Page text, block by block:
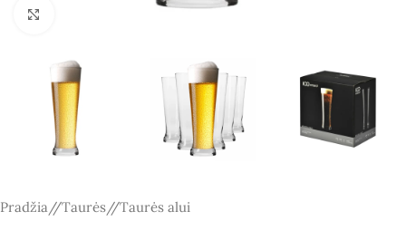
Spauskite, kad padidintumėte
Pradžia/ Taurės/ Taurės alui